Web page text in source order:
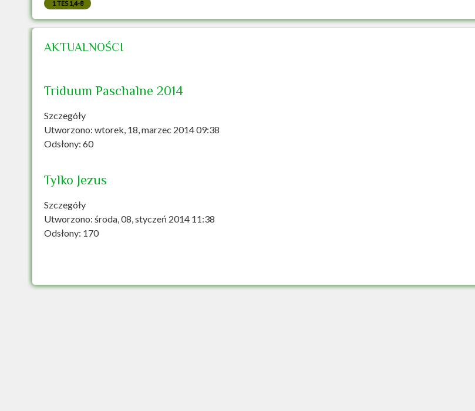
1 TES 1,4-8
AKTUALNOŚCI
Triduum Paschalne 2014
Szczegóły
Utworzono: wtorek, 18, marzec 2014 09:38
Odsłony: 60
Tylko Jezus
Szczegóły
Utworzono: środa, 08, styczeń 2014 11:38
Odsłony: 170